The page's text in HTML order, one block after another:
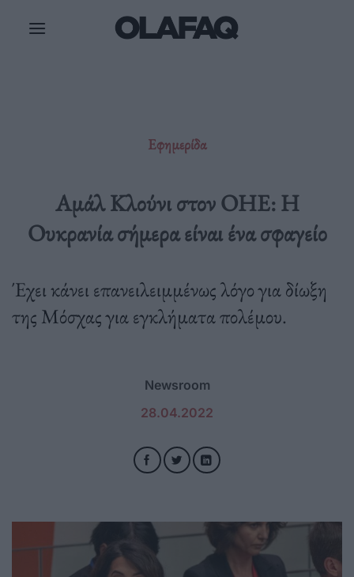
Εφημερίδα
Αμάλ Κλούνι στον ΟΗΕ: Η
Ουκρανία σήμερα είναι ένα σφαγείο
Έχει κάνει επανειλειμμένως λόγο για δίωξη
της Μόσχας για εγκλήματα πολέμου.
Newsroom
28.04.2022